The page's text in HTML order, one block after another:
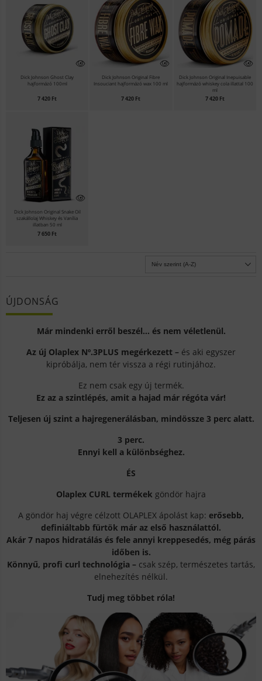
Dick Johnson Ghost Clay
hajformázó 100ml
7 420 Ft
Dick Johnson Original Fibre
Insouciant hajformázó wax 100 ml
7 420 Ft
Dick Johnson Original Inepuisable
hajformázó whiskey cola illattal 100
ml
7 420Ft
Dick Johnson Original Snake Oil
szakállolaj Whiskey és Vanília
illatban 50 ml
7 650 Ft
ÚJDONSÁG
Már mindenki erről beszél… és nem véletlenül.
Az új Olaplex Nº.3PLUS megérkezett – és aki egyszer
kipróbálja, nem tér vissza a régi rutinjához.
Ez nem csak egy új termék.
Ez az a szintlépés, amit a hajad már régóta vár!
Teljesen új szint a hajregenerálásban, mindössze 3 perc alatt.
3 perc.
Ennyi kell a különbséghez.
ÉS
Olaplex CURL termékek göndör hajra
A göndör haj végre célzott OLAPLEX ápolást kap: erősebb,
definiáltabb fürtök már az első használattól.
Akár 7 napos hidratálás és fele annyi kreppesedés, még párás
időben is.
Könnyű, profi curl technológia – csak szép, természetes tartás,
elnehezítés nélkül.
Tudj meg többet róla!